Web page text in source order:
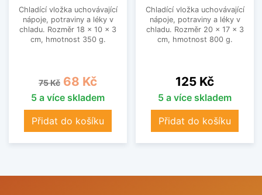
Chladící vložka uchovávající
nápoje, potraviny a léky v
chladu. Rozměr 18 x 10 x 3
cm, hmotnost 350 g.
Běžná cena
75 Kč Cena
68 Kč
5 a více skladem
Přidat do košíku
Chladící vložka uchovávající
nápoje, potraviny a léky v
chladu. Rozměr 20 x 17 x 3
cm, hmotnost 800 g.
Cena
125 Kč
5 a více skladem
Přidat do košíku